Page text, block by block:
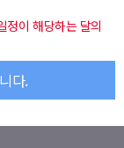
이 해당하는 달의
다.